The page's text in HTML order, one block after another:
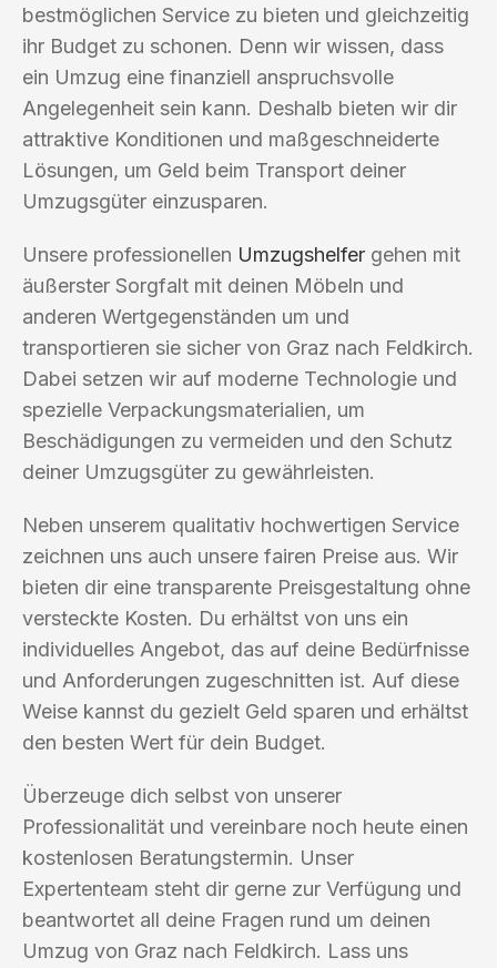
bestmöglichen Service zu bieten und gleichzeitig
ihr Budget zu schonen. Denn wir wissen, dass
ein Umzug eine finanziell anspruchsvolle
Angelegenheit sein kann. Deshalb bieten wir dir
attraktive Konditionen und maßgeschneiderte
Lösungen, um Geld beim Transport deiner
Umzugsgüter einzusparen.
Unsere professionellen Umzugshelfer gehen mit
äußerster Sorgfalt mit deinen Möbeln und
anderen Wertgegenständen um und
transportieren sie sicher von Graz nach Feldkirch.
Dabei setzen wir auf moderne Technologie und
spezielle Verpackungsmaterialien, um
Beschädigungen zu vermeiden und den Schutz
deiner Umzugsgüter zu gewährleisten.
Neben unserem qualitativ hochwertigen Service
zeichnen uns auch unsere fairen Preise aus. Wir
bieten dir eine transparente Preisgestaltung ohne
versteckte Kosten. Du erhältst von uns ein
individuelles Angebot, das auf deine Bedürfnisse
und Anforderungen zugeschnitten ist. Auf diese
Weise kannst du gezielt Geld sparen und erhältst
den besten Wert für dein Budget.
Überzeuge dich selbst von unserer
Professionalität und vereinbare noch heute einen
kostenlosen Beratungstermin. Unser
Expertenteam steht dir gerne zur Verfügung und
beantwortet all deine Fragen rund um deinen
Umzug von Graz nach Feldkirch. Lass uns